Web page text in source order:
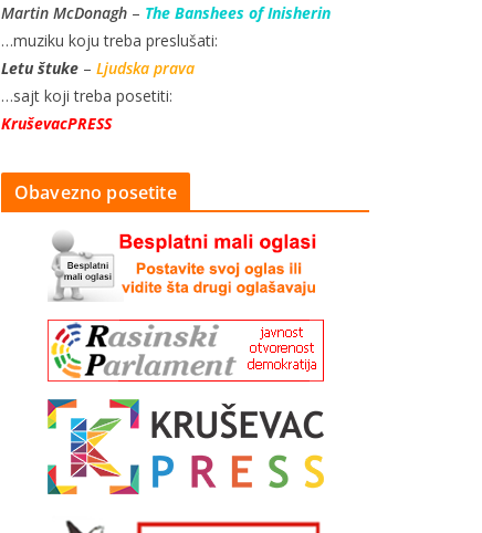
Martin McDonagh – The Banshees of Inisherin
…muziku koju treba preslušati:
Letu štuke – Ljudska prava
…sajt koji treba posetiti:
KruševacPRESS
Obavezno posetite